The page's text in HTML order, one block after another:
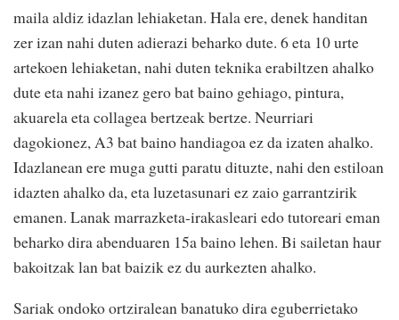
maila aldiz idazlan lehiaketan. Hala ere, denek handitan
zer izan nahi duten adierazi beharko dute. 6 eta 10 urte
artekoen lehiaketan, nahi duten teknika erabiltzen ahalko
dute eta nahi izanez gero bat baino gehiago, pintura,
akuarela eta collagea bertzeak bertze. Neurriari
dagokionez, A3 bat baino handiagoa ez da izaten ahalko.
Idazlanean ere muga gutti paratu dituzte, nahi den estiloan
idazten ahalko da, eta luzetasunari ez zaio garrantzirik
emanen. Lanak marrazketa-irakasleari edo tutoreari eman
beharko dira abenduaren 15a baino lehen. Bi sailetan haur
bakoitzak lan bat baizik ez du aurkezten ahalko.
Sariak ondoko ortziralean banatuko dira eguberrietako